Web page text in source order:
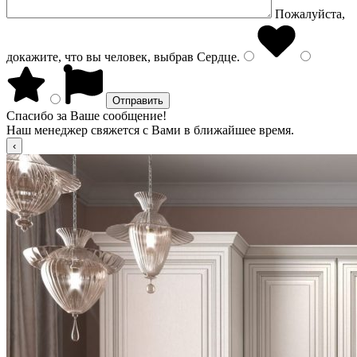
Пожалуйста,
докажите, что вы человек, выбрав Сердце.
Спасибо за Ваше сообщение!
Наш менеджер свяжется с Вами в ближайшее время.